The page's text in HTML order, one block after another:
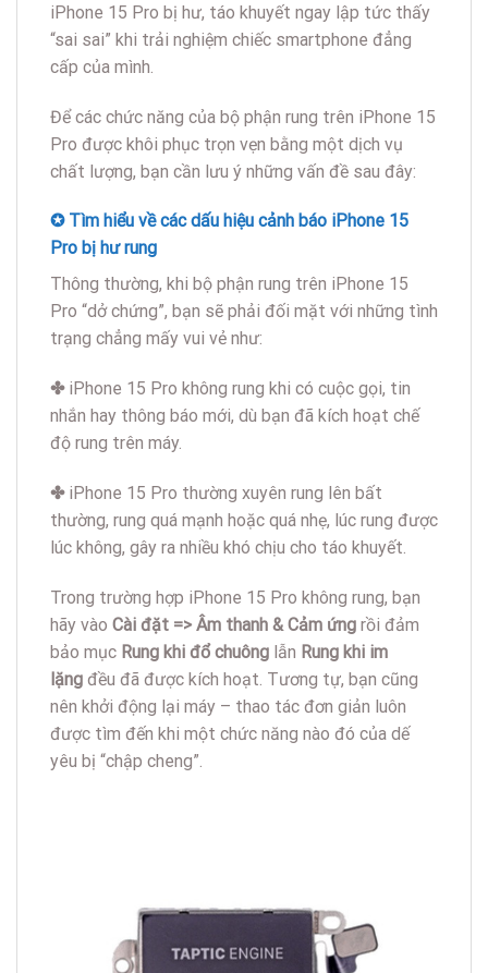
iPhone 15 Pro bị hư, táo khuyết ngay lập tức thấy
“sai sai” khi trải nghiệm chiếc smartphone đẳng
cấp của mình.
Để các chức năng của bộ phận rung trên iPhone 15
Pro được khôi phục trọn vẹn bằng một dịch vụ
chất lượng, bạn cần lưu ý những vấn đề sau đây:
✪ Tìm hiểu về các dấu hiệu cảnh báo iPhone 15
Pro bị hư rung
Thông thường, khi bộ phận rung trên iPhone 15
Pro “dở chứng”, bạn sẽ phải đối mặt với những tình
trạng chẳng mấy vui vẻ như:
✤iPhone 15 Pro không rung khi có cuộc gọi, tin
nhắn hay thông báo mới, dù bạn đã kích hoạt chế
độ rung trên máy.
✤iPhone 15 Pro thường xuyên rung lên bất
thường, rung quá mạnh hoặc quá nhẹ, lúc rung được
lúc không, gây ra nhiều khó chịu cho táo khuyết.
Trong trường hợp iPhone 15 Pro không rung, bạn
hãy vào Cài đặt => Âm thanh & Cảm ứng rồi đảm
bảo mục Rung khi đổ chuông lẫn Rung khi im
lặng đều đã được kích hoạt. Tương tự, bạn cũng
nên khởi động lại máy – thao tác đơn giản luôn
được tìm đến khi một chức năng nào đó của dế
yêu bị “chập cheng”.